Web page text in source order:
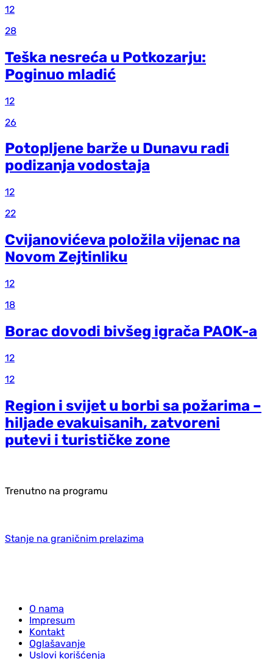
12
28
Teška nesreća u Potkozarju:
Poginuo mladić
12
26
Potopljene barže u Dunavu radi
podizanja vodostaja
12
22
Cvijanovićeva položila vijenac na
Novom Zejtinliku
12
18
Borac dovodi bivšeg igrača PAOK-a
12
12
Region i svijet u borbi sa požarima –
hiljade evakuisanih, zatvoreni
putevi i turističke zone
Trenutno na programu
Stanje na graničnim prelazima
O nama
Impresum
Kontakt
Oglašavanje
Uslovi korišćenja